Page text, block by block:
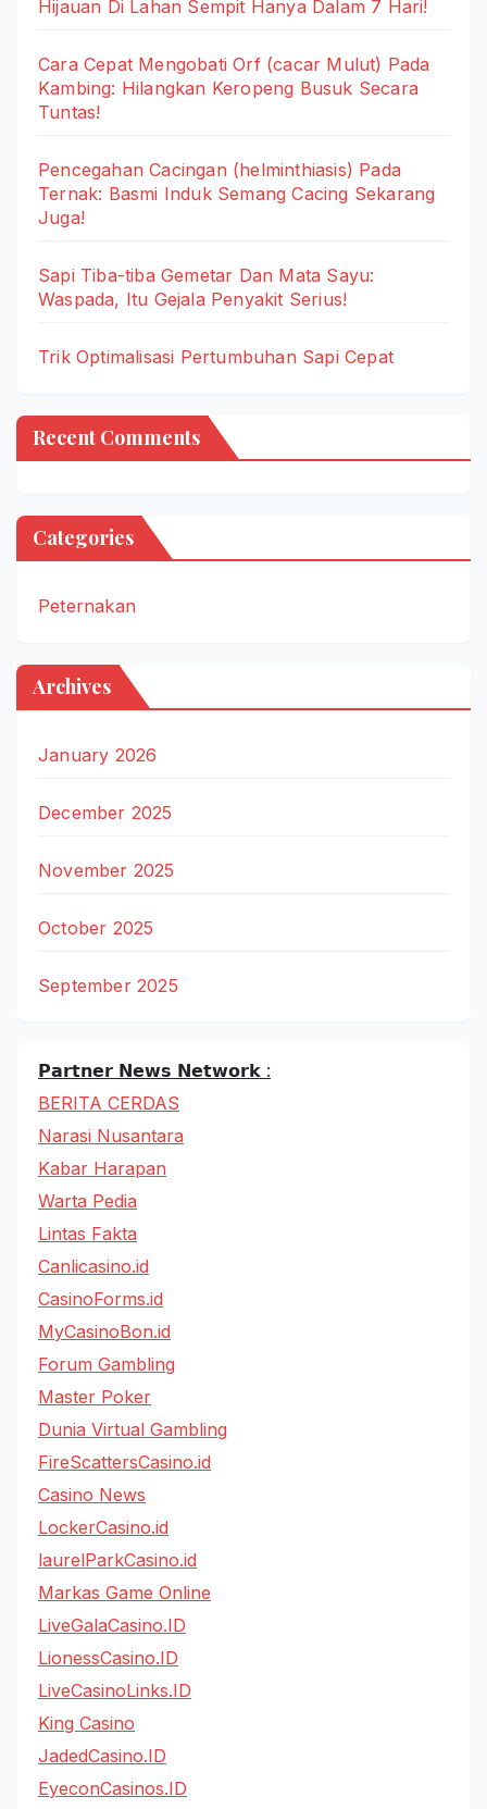
Hijauan Di Lahan Sempit Hanya Dalam 7 Hari!
Cara Cepat Mengobati Orf (cacar Mulut) Pada
Kambing: Hilangkan Keropeng Busuk Secara
Tuntas!
Pencegahan Cacingan (helminthiasis) Pada
Ternak: Basmi Induk Semang Cacing Sekarang
Juga!
Sapi Tiba-tiba Gemetar Dan Mata Sayu:
Waspada, Itu Gejala Penyakit Serius!
Trik Optimalisasi Pertumbuhan Sapi Cepat
Recent Comments
Categories
Peternakan
Archives
January 2026
December 2025
November 2025
October 2025
September 2025
𝗣𝗮𝗿𝘁𝗻𝗲𝗿 𝗡𝗲𝘄𝘀 𝗡𝗲𝘁𝘄𝗼𝗿𝗸 :
BERITA CERDAS
Narasi Nusantara
Kabar Harapan
Warta Pedia
Lintas Fakta
Canlicasino.id
CasinoForms.id
MyCasinoBon.id
Forum Gambling
Master Poker
Dunia Virtual Gambling
FireScattersCasino.id
Casino News
LockerCasino.id
laurelParkCasino.id
Markas Game Online
LiveGalaCasino.ID
LionessCasino.ID
LiveCasinoLinks.ID
King Casino
JadedCasino.ID
EyeconCasinos.ID